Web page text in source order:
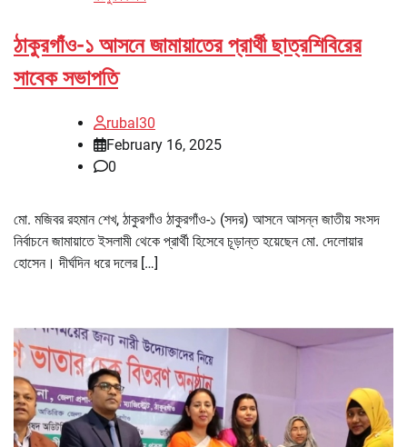
ঠাকুরগাঁও-১ আসনে জামায়াতের প্রার্থী ছাত্রশিবিরের
সাবেক সভাপতি
rubal30
February 16, 2025
0
মো. মজিবর রহমান শেখ, ঠাকুরগাঁও ঠাকুরগাঁও-১ (সদর) আসনে আসন্ন জাতীয় সংসদ
নির্বাচনে জামায়াতে ইসলামী থেকে প্রার্থী হিসেবে চূড়ান্ত হয়েছেন মো. দেলোয়ার
হোসেন। দীর্ঘদিন ধরে দলের […]